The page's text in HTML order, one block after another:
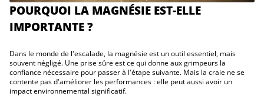
POURQUOI LA MAGNÉSIE EST-ELLE
IMPORTANTE ?
Dans le monde de l'escalade, la magnésie est un outil essentiel, mais
souvent négligé. Une prise sûre est ce qui donne aux grimpeurs la
confiance nécessaire pour passer à l'étape suivante. Mais la craie ne se
contente pas d'améliorer les performances : elle peut aussi avoir un
impact environnemental significatif.